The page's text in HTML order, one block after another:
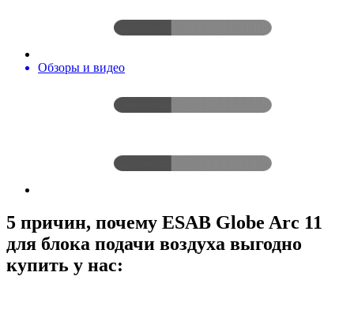
Обзоры и видео
5 причин, почему ESAB Globe Arc 11
для блока подачи воздуха выгодно
купить у нас: